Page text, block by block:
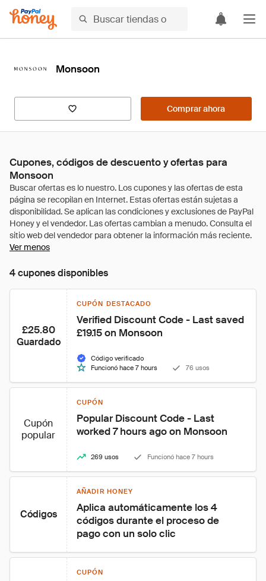
Monsoon
Comprar ahora
Cupones, códigos de descuento y ofertas para
Monsoon
Ver menos
4 cupones disponibles
£25.80
Guardado
CUPÓN DESTACADO
Verified Discount Code - Last saved
£19.15 on Monsoon
Código verificado
Funcionó hace 7 hours
76 usos
Cupón
popular
CUPÓN
Popular Discount Code - Last
worked 7 hours ago on Monsoon
269 usos Funcionó hace 7 hours
Códigos
AÑADIR HONEY
Aplica automáticamente los 4
códigos durante el proceso de
pago con un solo clic
CUPÓN